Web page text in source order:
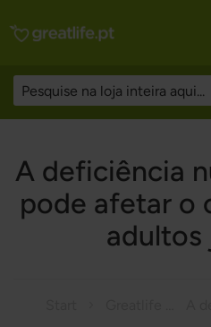
A deficiência
pode afetar o
adultos